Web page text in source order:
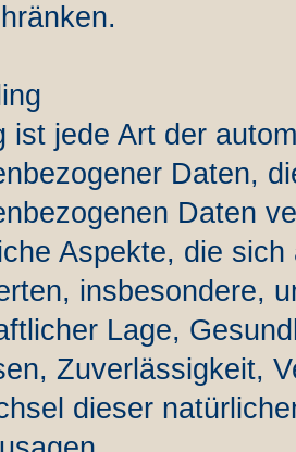
ist jede Art der
Daten,
Daten
Aspekte, die
insbesondere,
Lage,
Zuverlässigkeit,
dieser